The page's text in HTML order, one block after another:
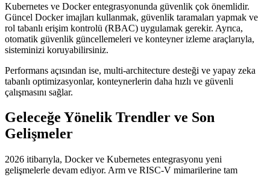
Kubernetes ve Docker entegrasyonunda güvenlik çok önemlidir.
Güncel Docker imajları kullanmak, güvenlik taramaları yapmak ve
rol tabanlı erişim kontrolü (RBAC) uygulamak gerekir. Ayrıca,
otomatik güvenlik güncellemeleri ve konteyner izleme araçlarıyla,
sisteminizi koruyabilirsiniz.
Performans açısından ise, multi-architecture desteği ve yapay zeka
tabanlı optimizasyonlar, konteynerlerin daha hızlı ve güvenli
çalışmasını sağlar.
Geleceğe Yönelik Trendler ve Son
Gelişmeler
2026 itibarıyla, Docker ve Kubernetes entegrasyonu yeni
gelişmelerle devam ediyor. Arm ve RISC-V mimarilerine tam